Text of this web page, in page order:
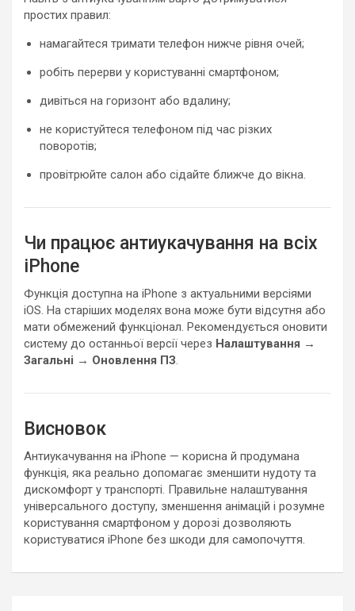
простих правил:
намагайтеся тримати телефон нижче рівня очей;
робіть перерви у користуванні смартфоном;
дивіться на горизонт або вдалину;
не користуйтеся телефоном під час різких
поворотів;
провітрюйте салон або сідайте ближче до вікна.
Чи працює антиукачування на всіх
iPhone
Функція доступна на iPhone з актуальними версіями
iOS. На старіших моделях вона може бути відсутня або
мати обмежений функціонал. Рекомендується оновити
систему до останньої версії через Налаштування →
Загальні → Оновлення ПЗ.
Висновок
Антиукачування на iPhone — корисна й продумана
функція, яка реально допомагає зменшити нудоту та
дискомфорт у транспорті. Правильне налаштування
універсального доступу, зменшення анімацій і розумне
користування смартфоном у дорозі дозволяють
користуватися iPhone без шкоди для самопочуття.